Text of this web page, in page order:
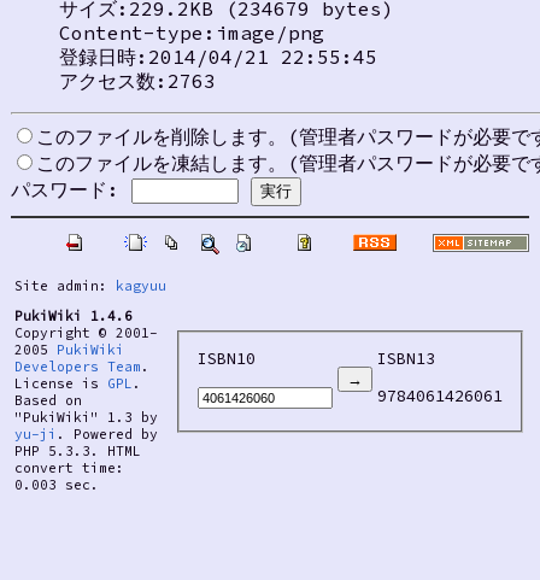
サイズ:229.2KB (234679 bytes)
Content-type:image/png
登録日時:2014/04/21 22:55:45
アクセス数:2763
このファイルを削除します。(管理者パスワードが必要で
このファイルを凍結します。(管理者パスワードが必要で
パスワード:
Site admin:
kagyuu
PukiWiki 1.4.6
Copyright © 2001-
2005 PukiWiki
Developers Team .
License is GPL .
Based on
"PukiWiki" 1.3 by
yu-ji . Powered by
PHP 5.3.3. HTML
convert time:
0.003 sec.
ISBN10
ISBN13
9784061426061